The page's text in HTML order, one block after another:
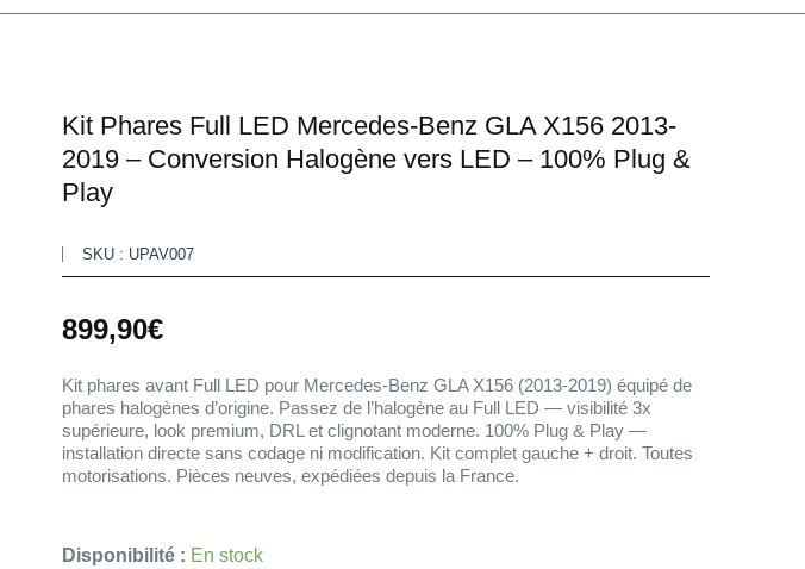
Kit Phares Full LED Mercedes-Benz GLA X156 2013-
2019 – Conversion Halogène vers LED – 100% Plug &
Play
SKU : UPAV007
899,90€
Kit phares avant Full LED pour Mercedes-Benz GLA X156 (2013-2019) équipé de
phares halogènes d’origine. Passez de l’halogène au Full LED — visibilité 3x
supérieure, look premium, DRL et clignotant moderne. 100% Plug & Play —
installation directe sans codage ni modification. Kit complet gauche + droit. Toutes
motorisations. Pièces neuves, expédiées depuis la France.
Disponibilité : En stock
Quantité